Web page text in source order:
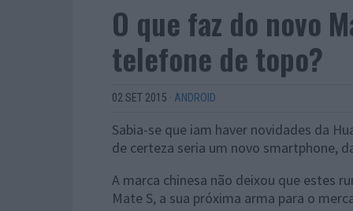
O que faz do novo
telefone de topo?
02 SET 2015 · ANDROID
Sabia-se que iam haver novidades da
de certeza seria um novo smartphone,
A marca chinesa não deixou que estes
Mate S, a sua próxima arma para o